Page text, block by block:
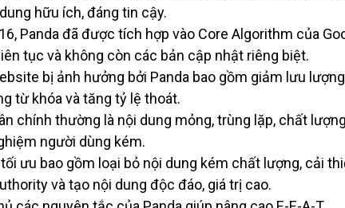
hữu ích, đáng tin cậy.
Panda đã được tích hợp vào Core Algorithm của
tục và không còn các bản cập nhật riêng biệt.
bị ảnh hưởng bởi Panda bao gồm giảm lưu
từ khóa và tăng tỷ lệ thoát.
chính thường là nội dung mỏng, trùng lặp, chất
người dùng kém.
ưu bao gồm loại bỏ nội dung kém chất lượng, cải
và tạo nội dung độc đáo, giá trị cao.